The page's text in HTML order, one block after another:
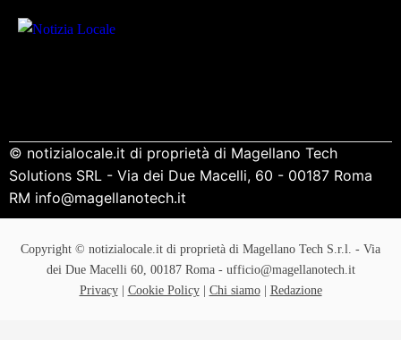
© notizialocale.it di proprietà di Magellano Tech
Solutions SRL - Via dei Due Macelli, 60 - 00187 Roma
RM info@magellanotech.it
Copyright © notizialocale.it di proprietà di Magellano Tech S.r.l. - Via
dei Due Macelli 60, 00187 Roma - ufficio@magellanotech.it
Privacy| Cookie Policy| Chi siamo| Redazione